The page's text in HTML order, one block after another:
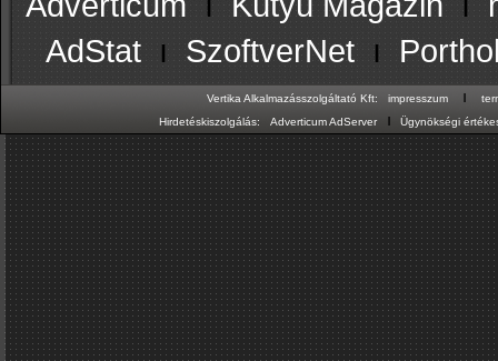
AdStat ıSzoftverNetı
Vertika Alkalmazásszolgáltató Kft: impresszum ı
Hirdetéskiszolgálás:
Adverticum AdServer ıÜgynökségi